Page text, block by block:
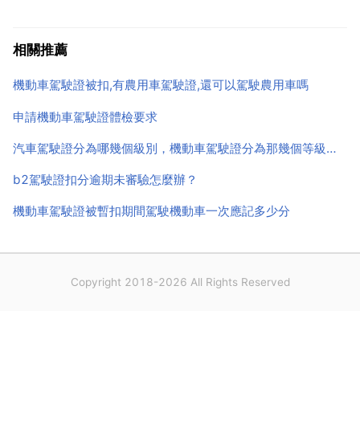
定，推出機動車駕駛證分級制，將駕照分為a1 a2 a3
相關推薦
機動車駕駛證被扣,有農用車駕駛證,還可以駕駛農用車嗎
申請機動車駕駛證體檢要求
汽車駕駛證分為哪幾個級別，機動車駕駛證分為那幾個等級，每個等級分別可以駕駛什麼型別的車？
b2駕駛證扣分逾期未審驗怎麼辦？
機動車駕駛證被暫扣期間駕駛機動車一次應記多少分
Copyright 2018-2026 All Rights Reserved